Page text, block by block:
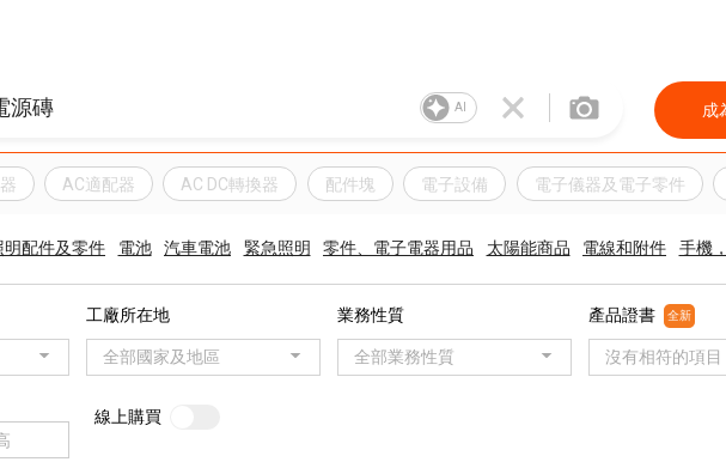
AI 成
AC適配器 AC DC轉換器 配件塊 電子設備 電子儀器及電子零件
明配件及零件 電池 汽車電池 緊急照​​明 零件、電子電器用品 太陽能商品 電線和附件 手機
工廠所在地
全部國家及地區
業務性質
全部業務性質
產品證書 全新
沒有相符的項目
線上購買